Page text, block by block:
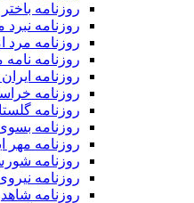
روزنامه
روزنامه نبرد
روزنامه مرد
روزنامه
روزنامه
روزنامه
روزنامه
روزنامه بسوی
روزنامه مهر
روزنامه
روزنامه
روزنامه شاهد